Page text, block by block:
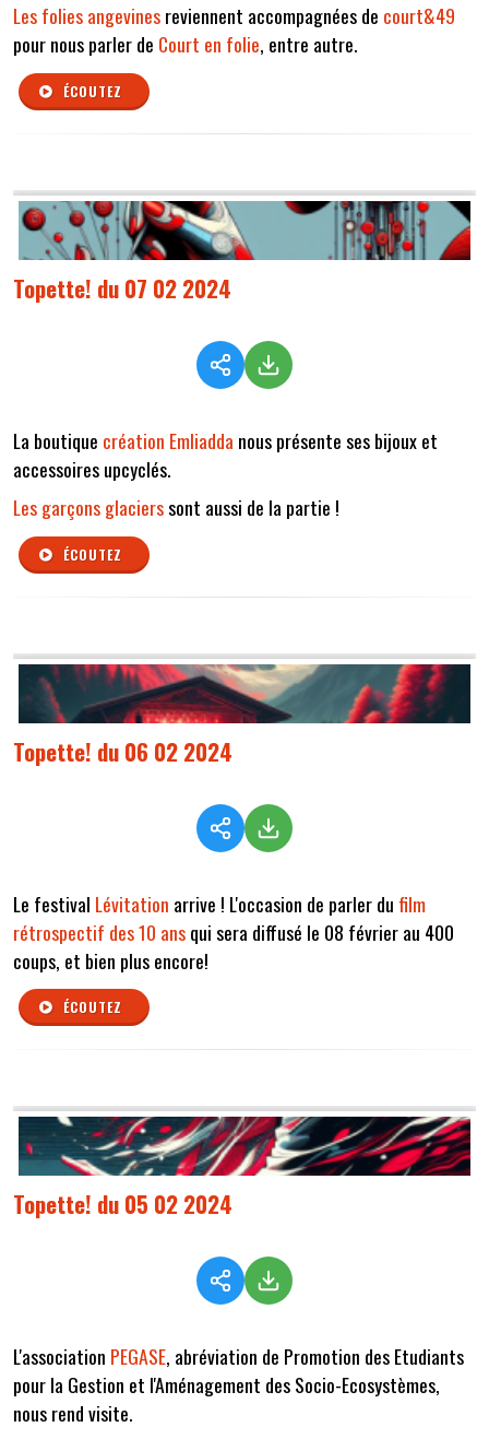
Les folies angevinesreviennent accompagnées de court&49
pour nous parler de Court en folie, entre autre.
ÉCOUTEZ
Topette! du 07 02 2024
La boutique création Emliadda nous présente ses bijoux et
accessoires upcyclés.
Les garçons glacierssont aussi de la partie !
ÉCOUTEZ
Topette! du 06 02 2024
Le festival Lévitation arrive ! L'occasion de parler dufilm
rétrospectif des 10 ansqui sera diffusé le 08 février au 400
coups, et bien plus encore!
ÉCOUTEZ
Topette! du 05 02 2024
L'association PEGASE, abréviation de Promotion des Etudiants
pour la Gestion et l'Aménagement des Socio-Ecosystèmes,
nous rend visite.